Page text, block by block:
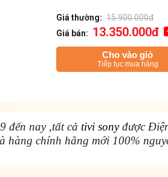
Giá thường: 15.900.000đ
Giá bán: 13.350.000đ
Cho vào giỏ
Tiếp tục mua hàng
đến nay ,tất cả tivi sonyđược
hàng chính hãng mới 100%